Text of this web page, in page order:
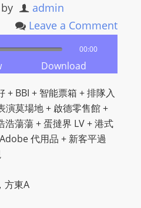
by
admin
Leave a Comment
00:00
Download
+ BBI + 智能票箱 + 排隊入
演莫場地 + 啟德零售館 +
蕩蕩 + 蛋撻界 LV + 港式
代用品 + 新客平過
方東A